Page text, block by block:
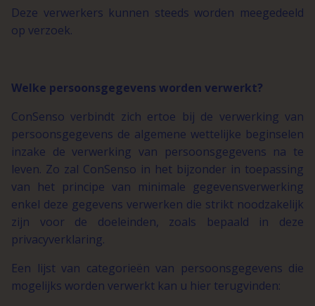
Deze verwerkers kunnen steeds worden meegedeeld
op verzoek.
Welke persoonsgegevens worden verwerkt?
ConSenso verbindt zich ertoe bij de verwerking van
persoonsgegevens de algemene wettelijke beginselen
inzake de verwerking van persoonsgegevens na te
leven. Zo zal ConSenso in het bijzonder in toepassing
van het principe van minimale gegevensverwerking
enkel deze gegevens verwerken die strikt noodzakelijk
zijn voor de doeleinden, zoals bepaald in deze
privacyverklaring.
Een lijst van categorieën van persoonsgegevens die
mogelijks worden verwerkt kan u hier terugvinden: